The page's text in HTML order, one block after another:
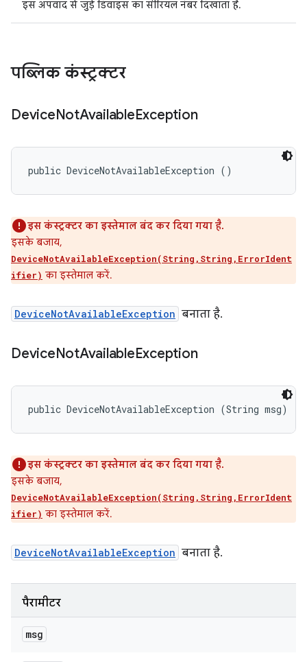
इस अपवाद से जुड़े डिवाइस का सीरियल नंबर दिखाता है.
पब्लिक कंस्ट्रक्टर
DeviceNotAvailableException
public DeviceNotAvailableException ()
इस कंस्ट्रक्टर का इस्तेमाल बंद कर दिया गया है.
इसके बजाय,
DeviceNotAvailableException(String,String,ErrorIdent
ifier) का इस्तेमाल करें.
DeviceNotAvailableException बनाता है.
DeviceNotAvailableException
public DeviceNotAvailableException (String msg)
इस कंस्ट्रक्टर का इस्तेमाल बंद कर दिया गया है.
इसके बजाय,
DeviceNotAvailableException(String,String,ErrorIdent
ifier) का इस्तेमाल करें.
DeviceNotAvailableException बनाता है.
पैरामीटर
msg